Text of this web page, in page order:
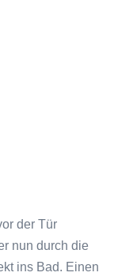
der Tür
nun durch die
ins Bad. Einen